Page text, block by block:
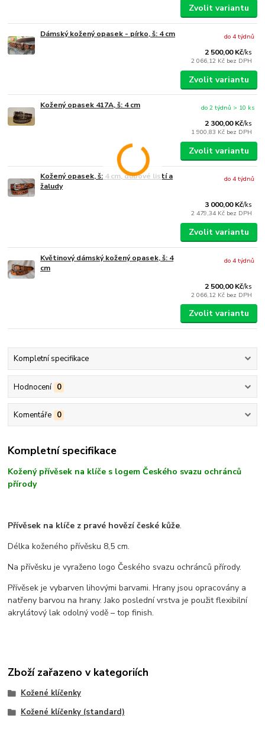
Zvolit variantu
Dámský kožený opasek - pírko, š: 4 cm
2 500,00 Kč/ks
2 066,12 Kč bez DPH
do 4 týdnů
Zvolit variantu
Kožený opasek 417A, š: 4 cm
2 300,00 Kč/ks
1 900,83 Kč bez DPH
do 2 týdnů > 10 ks
Zvolit variantu
Kožený opasek, š: 4 cm, dubové listí a
žaludy
3 000,00 Kč/ks
2 479,34 Kč bez DPH
do 4 týdnů
Zvolit variantu
Květinový dámský kožený opasek, š: 4
cm
2 500,00 Kč/ks
2 066,12 Kč bez DPH
do 4 týdnů
Zvolit variantu
Kompletní specifikace
Hodnocení 0
Komentáře 0
Kompletní specifikace
Kožený přívěsek na klíče s logem Českého svazu ochránců
přírody
Přívěsek na klíče z pravé hovězí české kůže.
Délka koženého přívěsku 8,5 cm.
Na přívěsku je vyraženo logo Českého svazu ochránců přírody.
Přívěsek je vybarven lihovými barvami. Hrany jsou opracovány a
natřeny barvou na hrany. Jako poslední vrstva je použit flexibilní
akrylátový lak odolný vodě – top finish.
Zboží zařazeno v kategoriích
Kožené klíčenky
Kožené klíčenky (standard)